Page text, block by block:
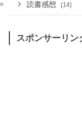
読書感想 (14)
スポンサーリン